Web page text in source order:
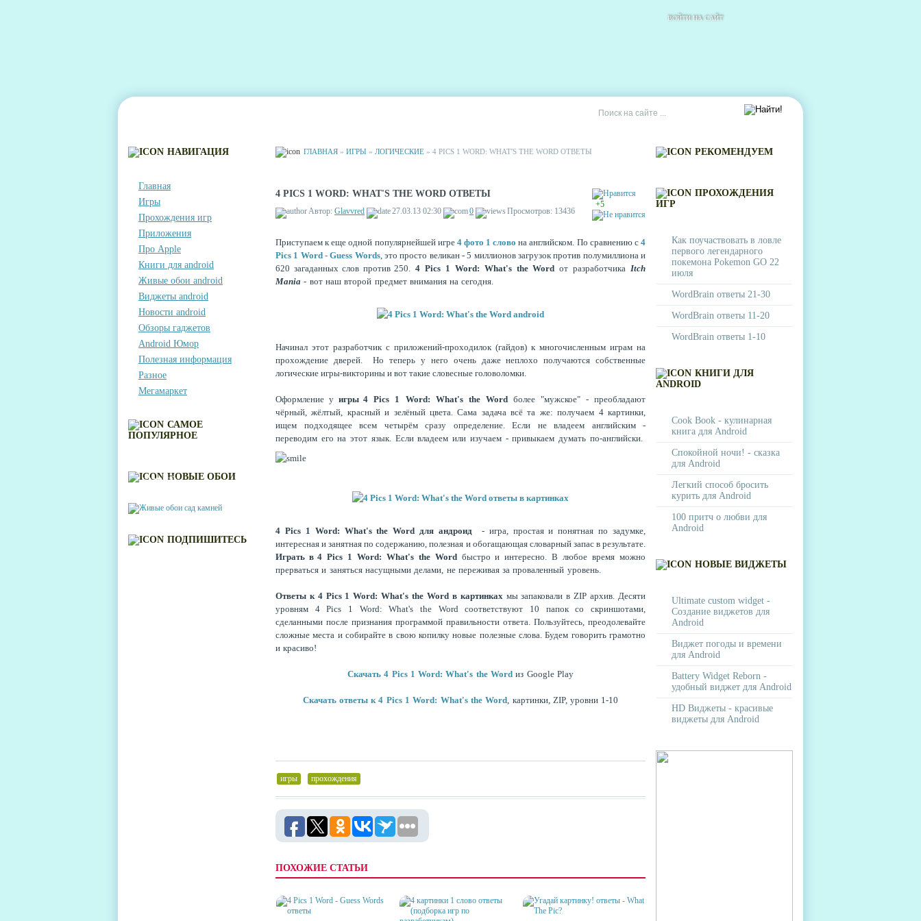
ВОЙТИ НА САЙТ
НАВИГАЦИЯ
Главная
Игры
Прохождения игр
Приложения
Про Apple
Книги для android
Живые обои android
Виджеты android
Новости android
Обзоры гаджетов
Android Юмор
Полезная информация
Разное
Мегамаркет
САМОЕ
ПОПУЛЯРНОЕ
НОВЫЕ ОБОИ
КАМНЕЙ
ПОДПИШИТЕСЬ
ГЛАВНАЯ » ИГРЫ » ЛОГИЧЕСКИЕ » 4 PICS 1 WORD: WHAT'S THE WORD ОТВЕТЫ
+5
4 PICS 1 WORD: WHAT'S THE WORD ОТВЕТЫ
Автор: Glavvred 27.03.13 02:30 0 Просмотров: 13436
Приступаем к еще одной популярнейшей игре 4 фото 1 слово на английском. По сравнению с4
Pics 1 Word - Guess Words, это просто великан - 5 миллионов загрузок против полумиллиона и
620 загаданных слов против 250. 4 Pics 1 Word: What's the Word от разработчика Itch
Mania - вот наш второй предмет внимания на сегодня.
Начинал этот разработчик с приложений-проходилок (гайдов) к многочисленным играм на
прохождение дверей. Но теперь у него очень даже неплохо получаются собственные
логические игры-викторины и вот такие словесные головоломки.
Оформление у игры4 Pics 1 Word: What's the Wordболее "мужское" - преобладают
чёрный, жёлтый, красный и зелёный цвета. Сама задача всё та же: получаем 4 картинки,
ищем подходящее всем четырём сразу определение. Если не владеем английским -
переводим его на этот язык. Если владеем или изучаем - привыкаем думать по-английски.
4 Pics 1 Word: What's the Word для андроид - игра, простая и понятная по задумке,
интересная и занятная по содержанию, полезная и обогащающая словарный запас в результате.
Играть в4 Pics 1 Word: What's the Wordбыстро и интересно. В любое время можно
прерваться и заняться насущными делами, не переживая за проваленный уровень.
Ответы к 4 Pics 1 Word: What's the Word в картинкахмы запаковали в ZIP архив. Десяти
уровням 4 Pics 1 Word: What's the Word соответствуют 10 папок со скриншотами,
сделанными после признания программой правильности ответа. Пользуйтесь, преодолевайте
сложные места и собирайте в свою копилку новые полезные слова. Будем говорить грамотно
и красиво!
Скачать4 Pics 1 Word: What's the Word из Google Play
Скачать ответы к 4 Pics 1 Word: What's the Word, картинки, ZIP, уровни 1-10
игры прохождения
ПОХОЖИЕ СТАТЬИ
РЕКОМЕНДУЕМ
ПРОХОЖДЕНИЯ
ИГР
Как поучаствовать в ловле
первого легендарного
покемона Pokemon GO 22
июля
WordBrain ответы 21-30
WordBrain ответы 11-20
WordBrain ответы 1-10
КНИГИ ДЛЯ
ANDROID
Cook Book - кулинарная
книга для Android
Спокойной ночи! - сказка
для Android
Легкий способ бросить
курить для Android
100 притч о любви для
Android
НОВЫЕ ВИДЖЕТЫ
Ultimate custom widget -
Создание виджетов для
Android
Виджет погоды и времени
для Android
Battery Widget Reborn -
удобный виджет для Android
HD Виджеты - красивые
виджеты для Android